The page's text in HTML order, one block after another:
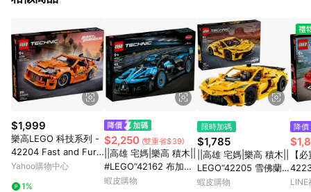
3. 訂單回饋金額將扣除運費/購物金/超贈點/福利金/紅利折抵/折
價券等虛擬貨幣折抵 4. 大宗採購或批發轉賣不具回饋資格： 如
有相關事證認定您為大宗採購、批發轉賣而非最終消費使用者，
相關認定以Yahoo購物中心之認定為準
$1,999
樂高LEGO 科技系列 -
42204 Fast and Furio
us Toyota Supra MK4
Yahoo購物中心
1%
$2,250 (雙重省$39)
||高雄 宅媽|樂高 積木||
#LEGO“42162 布加迪
Bolide 「Agile Blue」
蝦皮購物
限時加碼
$1,785
||高雄 宅媽|樂高 積木||
LEGO“42205 雪佛蘭
科爾維特"
蝦皮購物
降價
【
488
LINE